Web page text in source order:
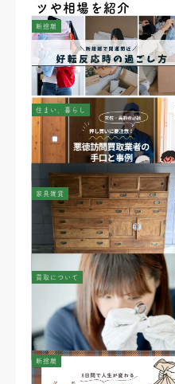
ツや相場を紹介
断捨離
住まい、暮らし
家具雑貨
買取について
断捨離